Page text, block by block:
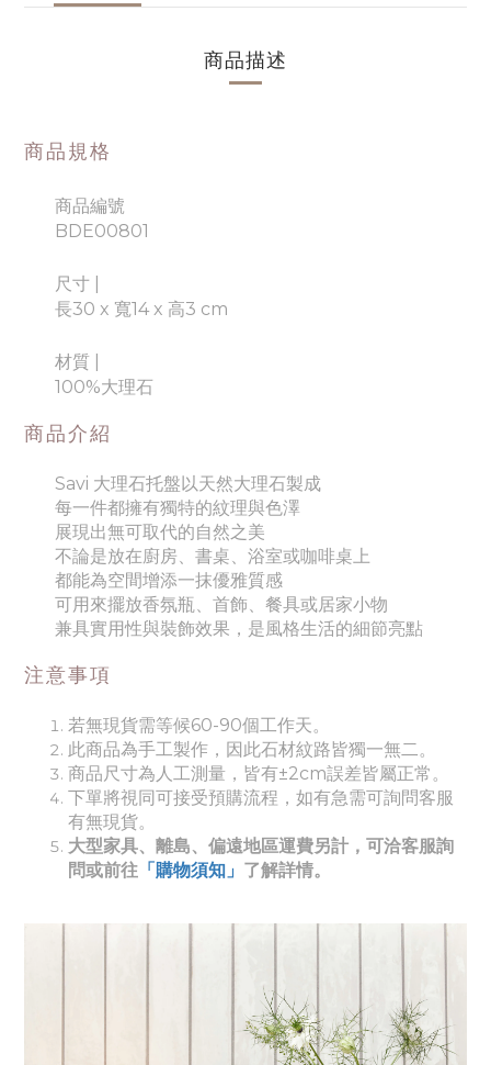
商品描述
商品規格
商品編號
BDE00801
尺寸 |
長30 x 寬14 x 高3 cm
材質 |
100%大理石
商品介紹
Savi 大理石托盤以天然大理石製成
每一件都擁有獨特的紋理與色澤
展現出無可取代的自然之美
不論是放在廚房、書桌、浴室或咖啡桌上
都能為空間增添一抹優雅質感
可用來擺放香氛瓶、首飾、餐具或居家小物
兼具實用性與裝飾效果，是風格生活的細節亮點
注意事項
若無現貨需等候60-90個工作天。
此商品為手工製作，因此石材紋路皆獨一無二。
商品尺寸為人工測量，皆有±2cm誤差皆屬正常。
下單將視同可接受預購流程，如有急需可詢問客服
有無現貨。
大型家具、離島、偏遠地區運費另計，可洽客服詢
問或前往 「購物須知」 了解詳情。